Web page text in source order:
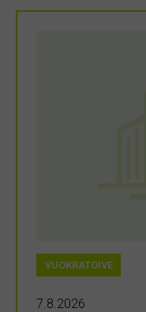
VUOKRATOIVE
7.8.2026